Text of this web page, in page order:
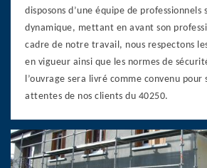
disposons d’une équipe de professionnels
dynamique, mettant en avant son
cadre de notre travail, nous respectons
en vigueur ainsi que les normes de
l’ouvrage sera livré comme convenu
attentes de nos clients du 40250.